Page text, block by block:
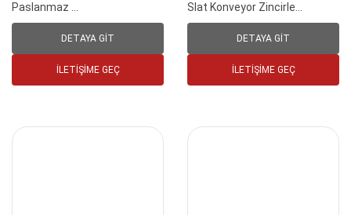
Paslanmaz ...
DETAYA GIT
İLETIŞIME GEÇ
Slat Konveyor Zincirle...
DETAYA GIT
İLETIŞIME GEÇ